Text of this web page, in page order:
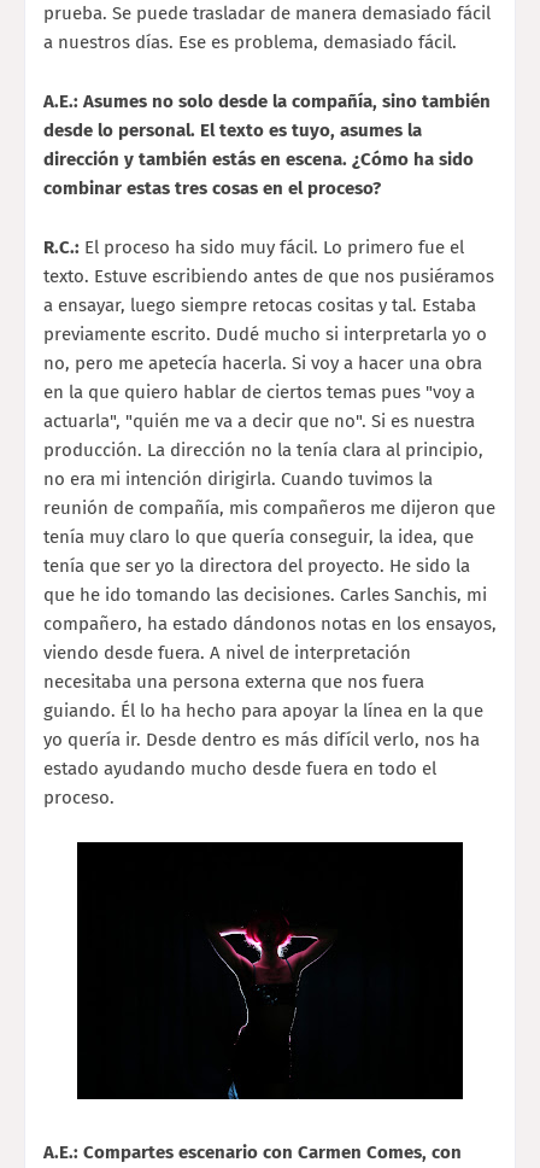
prueba. Se puede trasladar de manera demasiado fácil
a nuestros días. Ese es problema, demasiado fácil.
A.E.: Asumes no solo desde la compañía, sino también
desde lo personal. El texto es tuyo, asumes la
dirección y también estás en escena. ¿Cómo ha sido
combinar estas tres cosas en el proceso?
R.C.: El proceso ha sido muy fácil. Lo primero fue el
texto. Estuve escribiendo antes de que nos pusiéramos
a ensayar, luego siempre retocas cositas y tal. Estaba
previamente escrito. Dudé mucho si interpretarla yo o
no, pero me apetecía hacerla. Si voy a hacer una obra
en la que quiero hablar de ciertos temas pues "voy a
actuarla", "quién me va a decir que no". Si es nuestra
producción. La dirección no la tenía clara al principio,
no era mi intención dirigirla. Cuando tuvimos la
reunión de compañía, mis compañeros me dijeron que
tenía muy claro lo que quería conseguir, la idea, que
tenía que ser yo la directora del proyecto. He sido la
que he ido tomando las decisiones. Carles Sanchis, mi
compañero, ha estado dándonos notas en los ensayos,
viendo desde fuera. A nivel de interpretación
necesitaba una persona externa que nos fuera
guiando. Él lo ha hecho para apoyar la línea en la que
yo quería ir. Desde dentro es más difícil verlo, nos ha
estado ayudando mucho desde fuera en todo el
proceso.
A.E.: Compartes escenario con Carmen Comes, con